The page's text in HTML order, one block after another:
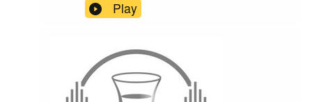
مشاورادبی و فنی پادکست: فرشید سادات شریفی
آهنگسازو نوازنده کمانچه: کوروش بابایی ادیت ومیکس
Play